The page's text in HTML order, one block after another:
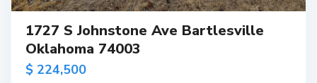
1727 S Johnstone Ave Bartlesville
Oklahoma 74003
$ 224,500